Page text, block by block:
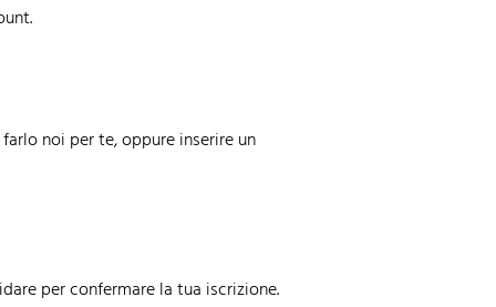
noi per te, oppure inserire un
per confermare la tua iscrizione.